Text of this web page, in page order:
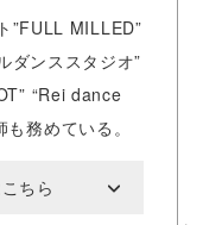
”FULL MILLED”
ダンススタジオ”
“Rei dance
務めている。
ちら